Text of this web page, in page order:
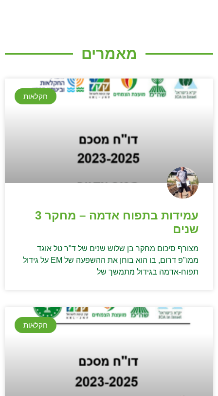
מאמרים
חקלאות
עמידות בתפוח אדמה – מחקר 3
שנים
מצורף סיכום מחקר בן שלוש שנים של ד"ר טל אוגד
ממו"פ דרום, בו הוא בוחן את ההשפעה של EM על גידול
תפוח-אדמה בגידול מתמשך של
חקלאות